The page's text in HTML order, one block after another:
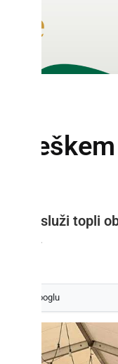
si prisluži topli
ob 18:47
vir na Googlu